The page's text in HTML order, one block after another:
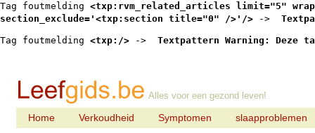
Tag foutmelding <txp:rvm_related_articles limit="5"
section_exclude='<txp:section title="0" />'/> ->
Tag foutmelding <txp:/> -> Textpattern Warning: Deze
Alles voor een gezond leven!
Home Verkoudheid Symptomen slaapproblemen